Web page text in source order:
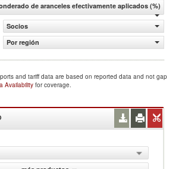
de aranceles efectivamente aplicados (%)
Socios
Por región
and tariff data are based on reported data and not gap
Availability for coverage.